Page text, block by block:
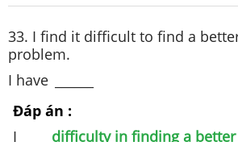
33. I find it difficult to find a
problem.
I have
Đáp án :
I
difficulty in finding a